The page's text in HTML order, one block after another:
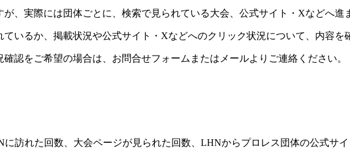
、実際には団体ごとに、検索で見られている大会、公式サイト・Xなどへ進
いるか、掲載状況や公式サイト・Xなどへのクリック状況について、内容を
認をご希望の場合は、お問合せフォームまたはメールよりご連絡ください。
に訪れた回数、大会ページが見られた回数、LHNからプロレス団体の公式サ